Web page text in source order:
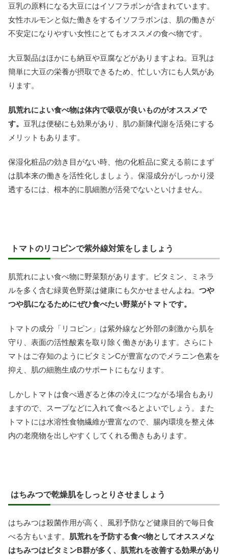
豆乳の原料になる大豆にはイソフラボンが含まれています。
女性ホルモンと似た働きをするイソフラボンは、肌の働きが
不安定になりやすい女性にとてもオススメの食べ物です。
大豆製品はほかにも納豆や豆腐などがありますよね。豆乳は
簡単に大豆の栄養が摂取できるため、忙しい方にも人気があ
ります。
肌荒れによい食べ物は体内で吸収が良いものがオススメで
す。 豆乳は便秘にも効果があり、肌の新陳代謝を活発にする
メリットもあります。
保湿化粧品の効き目がない時、他の化粧品に変える前にまず
は肌本来の働きを活性化しましょう。保湿成分がしっかり浸
透するには、根本的に肌細胞が活発でないといけません。
トマトのリコピンで紫外線対策をしましょう
肌荒れによい食べ物に野菜類があります。ビタミン、ミネラ
ルを多く含む緑黄色野菜は健康にも欠かせませんよね。 つや
つや肌になるためにぜひ食べたい野菜がトマトです。
トマトの成分「リコピン」は紫外線など外部の刺激から肌を
守り、表面の活性酸素を取り除く働きがあります。さらにト
マトはご存知のようにビタミンCが豊富なのでメラニン色素を
抑え、肌の細胞生成のサポートにもなります。
しかしトマトは食べ過ぎると体の冷えにつながる場合もあり
ますので、スープなどに入れて食べるとよいでしょう。また
トマトには水溶性食物繊維が豊富なので、腸内環境を整え体
内の老廃物を出しやすくしてくれる働きもあります。
はちみつで乾燥肌をしっとりさせましょう
はちみつは殺菌作用が高く、風邪予防など健康目的で毎日食
べる方もいます。 肌荒れを予防する食べ物としてオススメな
はちみつはビタミンB群が多く、肌荒れを改善する効果があり